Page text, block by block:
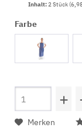
Inhalt:2 Stück
Farbe
+
Merken